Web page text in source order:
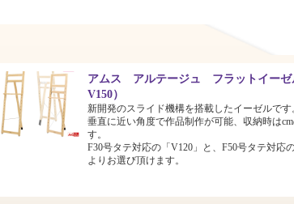
アムス アルテージュ フラットイーゼ
V150）
新開発のスライド機構を搭載したイーゼルです
垂直に近い角度で作品制作が可能、収納時は
す。
F30号タテ対応の「V120」と、F50号タテ対応
よりお選び頂けます。